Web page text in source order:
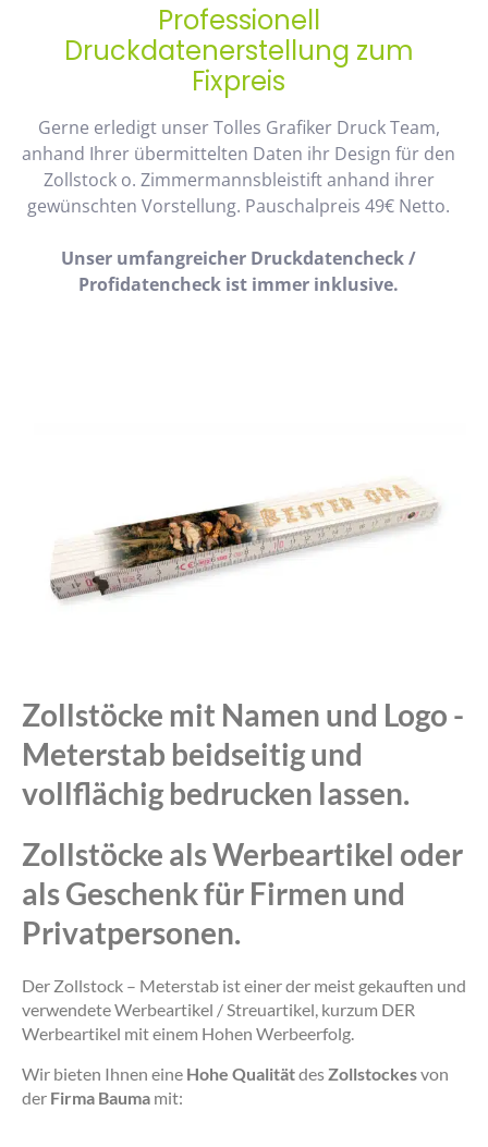
Professionell
Druckdatenerstellung zum
Fixpreis
Gerne erledigt unser Tolles Grafiker Druck Team,
anhand Ihrer übermittelten Daten ihr Design für den
Zollstock o. Zimmermannsbleistift anhand ihrer
gewünschten Vorstellung. Pauschalpreis 49€ Netto.
Unser umfangreicher Druckdatencheck /
Profidatencheck ist immer inklusive.
Zollstöcke mit Namen und Logo -
Meterstab beidseitig und
vollflächig bedrucken lassen.
Zollstöcke als Werbeartikel oder
als Geschenk für Firmen und
Privatpersonen.
Der Zollstock – Meterstab ist einer der meist gekauften und
verwendete Werbeartikel / Streuartikel, kurzum DER
Werbeartikel mit einem Hohen Werbeerfolg.
Wir bieten Ihnen eine Hohe Qualitätdes Zollstockesvon
der Firma Bauma mit: